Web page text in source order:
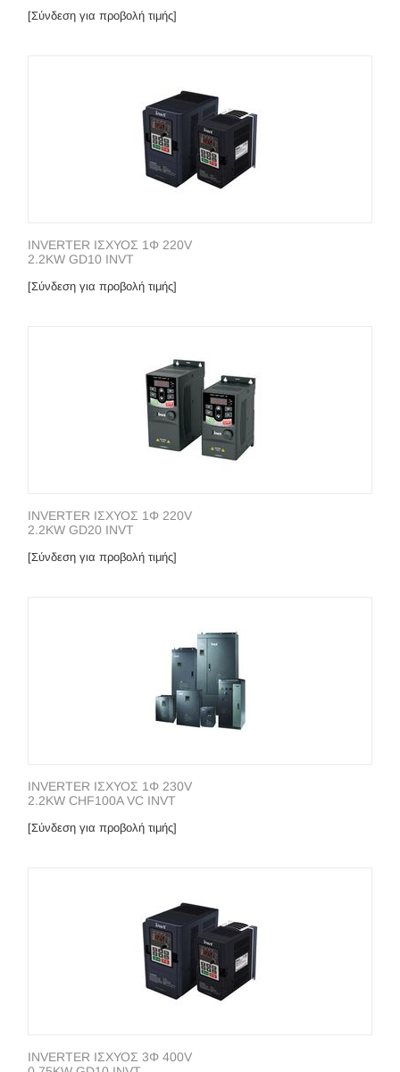
[Σύνδεση για προβολή τιμής]
INVERTER ΙΣΧΥΟΣ 1Φ 220V
2.2KW GD10 INVT
[Σύνδεση για προβολή τιμής]
INVERTER ΙΣΧΥΟΣ 1Φ 220V
2.2KW GD20 INVT
[Σύνδεση για προβολή τιμής]
INVERTER ΙΣΧΥΟΣ 1Φ 230V
2.2KW CHF100A VC INVT
[Σύνδεση για προβολή τιμής]
INVERTER ΙΣΧΥΟΣ 3Φ 400V